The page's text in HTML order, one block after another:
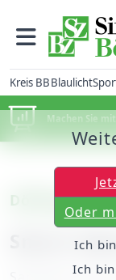
Kreis BBBlaulicht
Machen Sie
Döffingen
Smart
Oder
Ich
Ich